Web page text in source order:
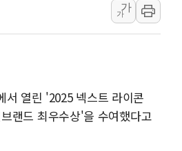
인제 용대리 계곡서 수
동해시, 11~14일 '별똥
강원 중·남부 동해안
청양 밭에서 일하던 90
폭염에 車 운전면허 기
李대통령, 'ISA·주가누르
가
가
서 열린 '2025 넥스트 라이콘
랜드 최우수상'을 수여했다고